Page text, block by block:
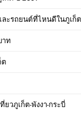
ละรถยนต์ที่ไหนดีในภูเก็
าท
ต
ยวภูเก็ต-พังงา-กระบี่